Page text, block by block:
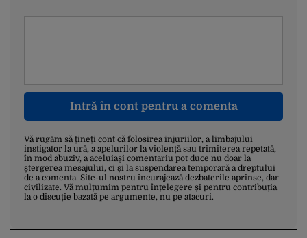
Intră în cont pentru a comenta
Vă rugăm să țineți cont că folosirea injuriilor, a limbajului
instigator la ură, a apelurilor la violență sau trimiterea repetată,
în mod abuziv, a aceluiași comentariu pot duce nu doar la
ștergerea mesajului, ci și la suspendarea temporară a dreptului
de a comenta. Site-ul nostru încurajează dezbaterile aprinse, dar
civilizate. Vă mulțumim pentru înțelegere și pentru contribuția
la o discuție bazată pe argumente, nu pe atacuri.